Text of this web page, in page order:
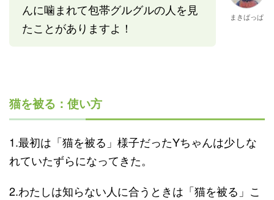
んに噛まれて包帯グルグルの人を見
たことがありますよ！
まきばっぱ
猫を被る：使い方
1.最初は「猫を被る」様子だったYちゃんは少しな
れていたずらになってきた。
2.わたしは知らない人に合うときは「猫を被る」こ